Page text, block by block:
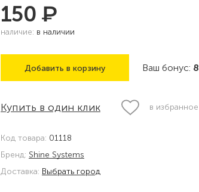
150 ₽
наличие: в наличии
Добавить в корзину Ваш бонус: 8
Купить в один клик в избранное
Код товара: 01118
Бренд: Shine Systems
Доставка: Выбрать город